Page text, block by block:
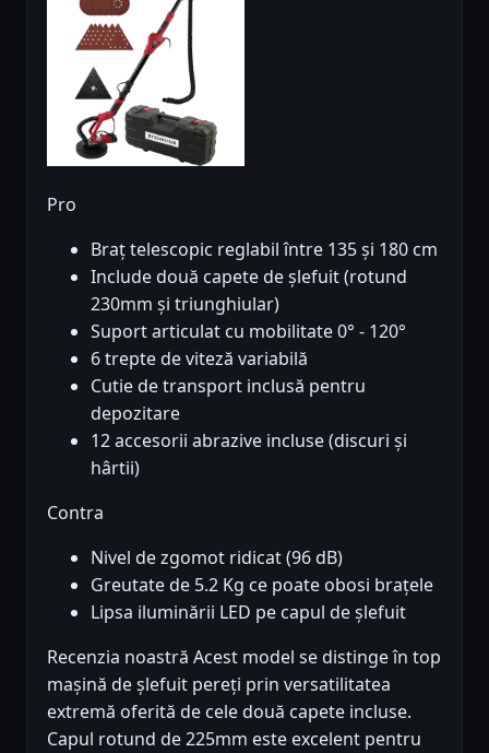
Pro
Braț telescopic reglabil între 135 și 180 cm
Include două capete de șlefuit (rotund
230mm și triunghiular)
Suport articulat cu mobilitate 0° - 120°
6 trepte de viteză variabilă
Cutie de transport inclusă pentru
depozitare
12 accesorii abrazive incluse (discuri și
hârtii)
Contra
Nivel de zgomot ridicat (96 dB)
Greutate de 5.2 Kg ce poate obosi brațele
Lipsa iluminării LED pe capul de șlefuit
Recenzia noastră Acest model se distinge în top
mașină de șlefuit pereți prin versatilitatea
extremă oferită de cele două capete incluse.
Capul rotund de 225mm este excelent pentru